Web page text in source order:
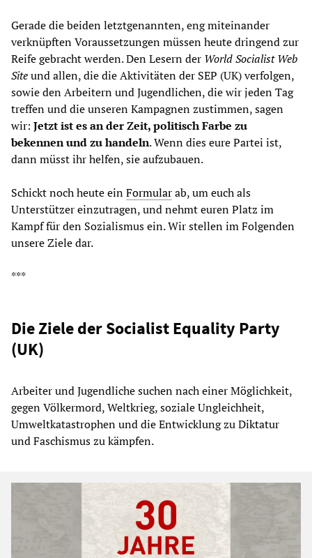
Gerade die beiden letztgenannten, eng miteinander
verknüpften Voraussetzungen müssen heute dringend zur
Reife gebracht werden. Den Lesern der World Socialist Web
Siteund allen, die die Aktivitäten der SEP (UK) verfolgen,
sowie den Arbeitern und Jugendlichen, die wir jeden Tag
treffen und die unseren Kampagnen zustimmen, sagen
wir: Jetzt ist es an der Zeit, politisch Farbe zu
bekennen und zu handeln. Wenn dies eure Partei ist,
dann müsst ihr helfen, sie aufzubauen.
Schickt noch heute einFormularab, um euch als
Unterstützer einzutragen, und nehmt euren Platz im
Kampf für den Sozialismus ein. Wir stellen im Folgenden
unsere Ziele dar.
***
Die Ziele der Socialist Equality Party
(UK)
Arbeiter und Jugendliche suchen nach einer Möglichkeit,
gegen Völkermord, Weltkrieg, soziale Ungleichheit,
Umweltkatastrophen und die Entwicklung zu Diktatur
und Faschismus zu kämpfen.